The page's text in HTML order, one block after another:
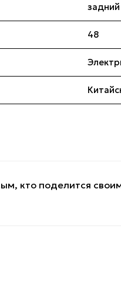
задний
48
кто поделится